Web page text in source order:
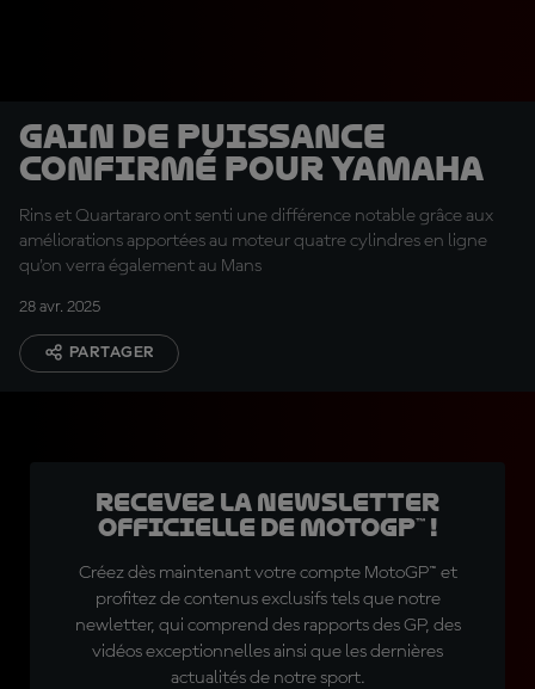
Gain de puissance
confirmé pour Yamaha
Rins et Quartararo ont senti une différence notable grâce aux
améliorations apportées au moteur quatre cylindres en ligne
qu'on verra également au Mans
28 avr. 2025
PARTAGER
Recevez la Newsletter
officielle de MotoGP™ !
Créez dès maintenant votre compte MotoGP™ et
profitez de contenus exclusifs tels que notre
newletter, qui comprend des rapports des GP, des
vidéos exceptionnelles ainsi que les dernières
actualités de notre sport.